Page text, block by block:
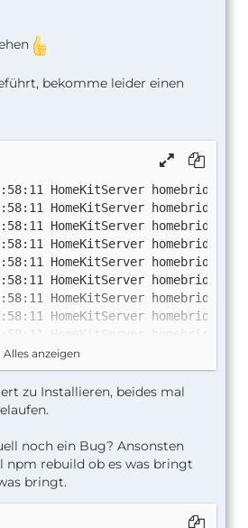
bekomme leider einen
Alles anzeigen
zu Installieren, beides mal
noch ein Bug? Ansonsten
npm rebuild ob es was bringt
bringt.